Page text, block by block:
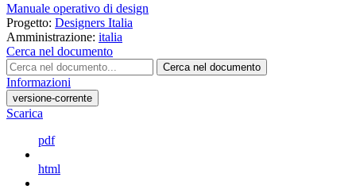
Manuale operativo di design
Progetto: Designers Italia
Amministrazione: italia
Cerca nel documento
Cerca nel documento
Informazioni
versione-corrente
Scarica
pdf
html